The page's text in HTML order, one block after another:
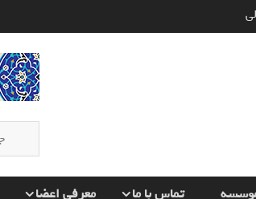
چه صورت انجام
تماس با ما معرفی اعضا